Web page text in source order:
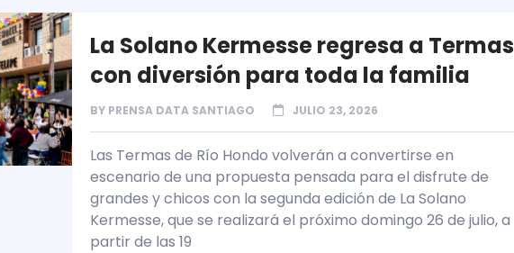
La Solano Kermesse regresa a Termas
con diversión para toda la familia
BY PRENSA DATA SANTIAGO JULIO 23, 2026
Las Termas de Río Hondo volverán a convertirse en
escenario de una propuesta pensada para el disfrute de
grandes y chicos con la segunda edición de La Solano
Kermesse, que se realizará el próximo domingo 26 de julio, a
partir de las 19